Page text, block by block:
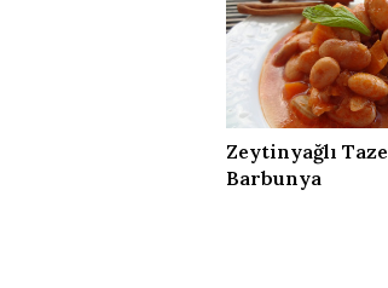
Zeytinyağlı Taze
Barbunya